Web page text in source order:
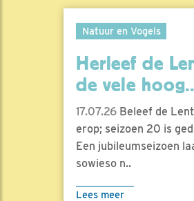
Natuur en Vogels
Herleef de
de vele hoog..
17.07.26 Beleef de
erop; seizoen 20 is
Een jubileumseizoen
sowieso n..
Lees meer